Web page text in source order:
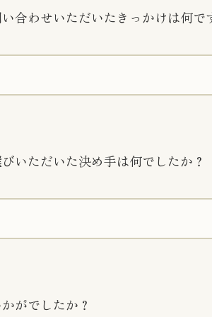
合わせいただいたきっかけは何で
いただいた決め手は何でしたか？
がでしたか？